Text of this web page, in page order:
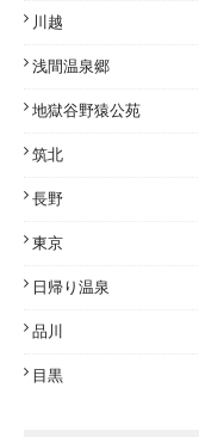
川越
浅間温泉郷
地獄谷野猿公苑
筑北
長野
東京
日帰り温泉
品川
目黒